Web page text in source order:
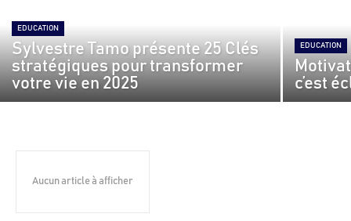
EDUCATION
Sylvestre Tamo présente 25 Clés
stratégiques pour transformer
votre vie en 2025
EDUCATION
c’est
Aucun article à afficher